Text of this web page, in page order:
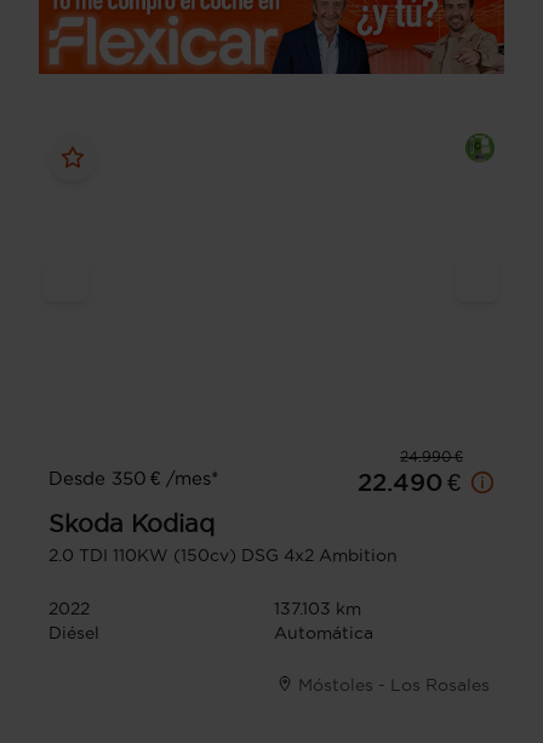
24.990 €
Desde 350 € /mes*
22.490 €
Skoda Kodiaq
2.0 TDI 110KW (150cv) DSG 4x2 Ambition
2022
137.103 km
Diésel
Automática
Móstoles - Los Rosales